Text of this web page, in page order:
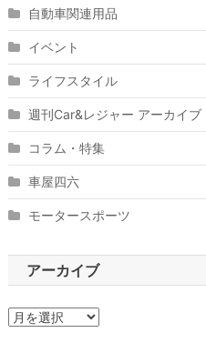
自動車関連用品
イベント
ライフスタイル
週刊Car&レジャー アーカイブ
コラム・特集
車屋四六
モータースポーツ
アーカイブ
ア